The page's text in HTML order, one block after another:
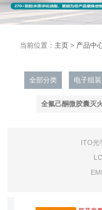
当前位置： 主页 > 产品中
全部分类 电子组
全氟己酮微胶囊灭
ITO光